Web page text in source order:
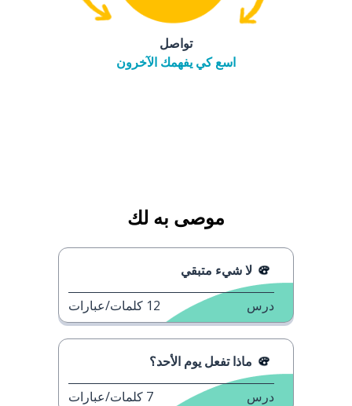
تواصل
اسع كي يفهمك الآخرون
موصى به لك
لا شيء متبقي
درس 12 كلمات/عبارات
ماذا تفعل يوم الأحد؟
درس 7 كلمات/عبارات